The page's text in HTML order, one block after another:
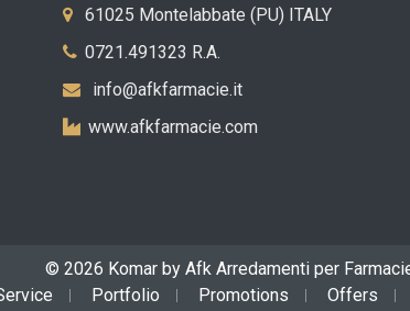
61025 Montelabbate (PU) ITALY
0721.491323 R.A.
info@afkfarmacie.it
www.afkfarmacie.com
© 2026 Komar by Afk Arredamenti per
Portfolio Promotions Offers